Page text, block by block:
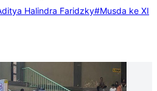
Halindra Faridzky#Musda ke XI